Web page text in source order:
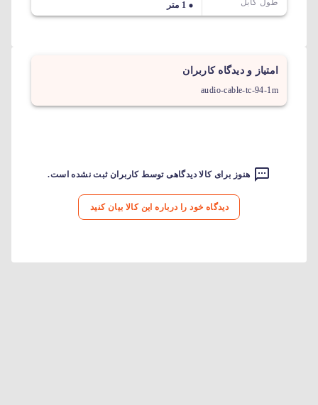
طول کابل 1 متر
امتیاز و دیدگاه کاربران
audio-cable-tc-94-1m
هنوز برای کالا دیدگاهی توسط کاربران ثبت نشده است.
دیدگاه خود را درباره این کالا بیان کنید